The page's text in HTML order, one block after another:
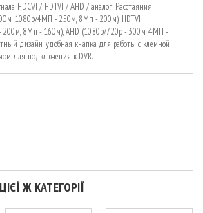
HDCVI / HDTVI / AHD / аналог; Расстаяния
1080р/4МП - 250м, 8Мп - 200м), HDTVI
8Мп - 160м), AHD (1080р/720p - 300м, 4МП -
дизайн, удобная кнапка для работы с клемной
для подключения к DVR.
Ж КАТЕГОРІЇ